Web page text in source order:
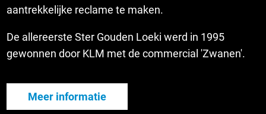
aantrekkelijke reclame te maken.
De allereerste Ster Gouden Loeki werd in 1995
gewonnen door KLM met de commercial 'Zwanen'.
Meer informatie